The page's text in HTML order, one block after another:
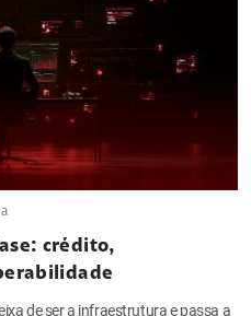
crédito,
de ser a infraestrutura e passa a